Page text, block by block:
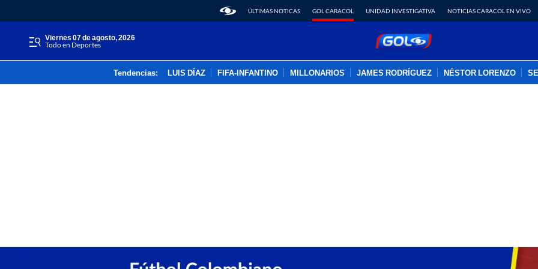
ÚLTIMAS NOTICAS GOL CARACOL UNIDAD INVESTIGATIVA NOTICIAS CARACOL EN VIVO
viernes 07 de agosto, 2026
Todo en Deportes
Tendencias: LUIS DÍAZ FIFA-INFANTINO MILLONARIOS JAMES RODRÍGUEZ NÉSTOR LORENZO